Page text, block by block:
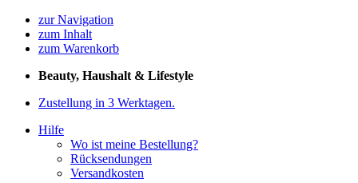
zur Navigation
zum Inhalt
zum Warenkorb
Beauty, Haushalt & Lifestyle
Zustellung in 3 Werktagen.
Hilfe
Wo ist meine Bestellung?
Rücksendungen
Versandkosten